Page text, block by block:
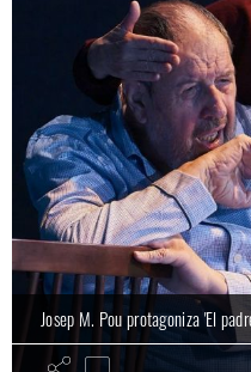
Josep M. Pou protagoniza 'El